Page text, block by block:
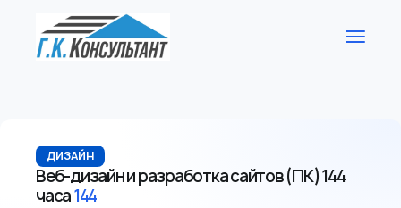
ДИЗАЙН
Веб-дизайн и разработка сайтов (ПК) 144
часа144